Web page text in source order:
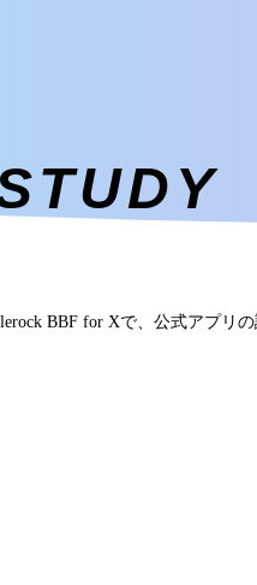
BBF for Xで、公式アプリ